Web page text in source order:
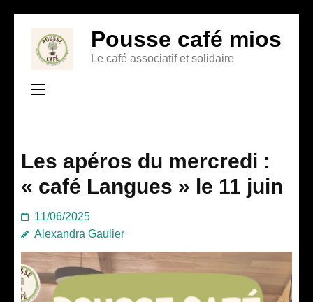
contenu
(Pressez
Pousse café mios
Le café associatif et solidaire
Les apéros du mercredi :
« café Langues » le 11 juin
11/06/2025
Alexandra Gaulier